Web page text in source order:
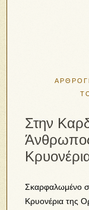
Στην
Σκαρφαλωμένο
Κρυονέρια της